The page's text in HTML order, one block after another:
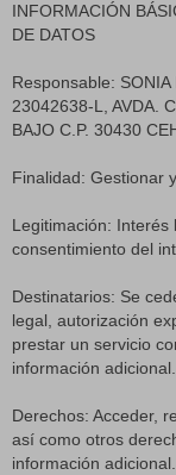
INFORMACIÓN
DE DATOS
Responsable:
23042638-L, AVDA.
BAJO C.P. 30430
Finalidad: Gestionar
Legitimación:
consentimiento del
Destinatarios: Se
legal, autorización
prestar un servicio
información adicional.
Derechos: Acceder,
así como otros
información adicional.